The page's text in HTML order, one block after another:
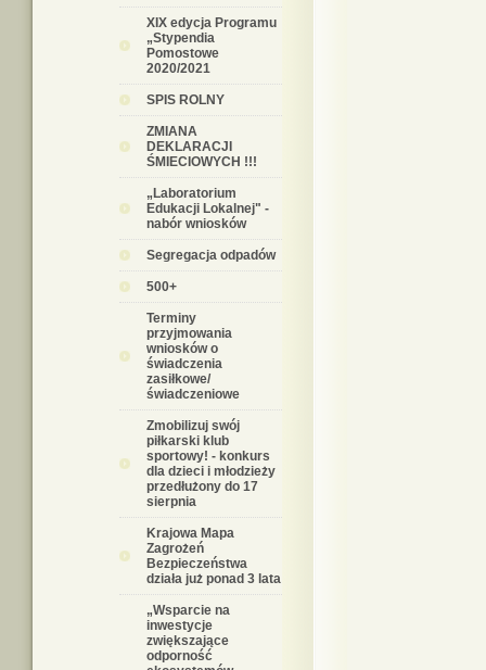
XIX edycja Programu
„Stypendia
Pomostowe
2020/2021
SPIS ROLNY
ZMIANA
DEKLARACJI
ŚMIECIOWYCH !!!
„Laboratorium
Edukacji Lokalnej" -
nabór wniosków
Segregacja odpadów
500+
Terminy
przyjmowania
wniosków o
świadczenia
zasiłkowe/
świadczeniowe
Zmobilizuj swój
piłkarski klub
sportowy! - konkurs
dla dzieci i młodzieży
przedłużony do 17
sierpnia
Krajowa Mapa
Zagrożeń
Bezpieczeństwa
działa już ponad 3 lata
„Wsparcie na
inwestycje
zwiększające
odporność